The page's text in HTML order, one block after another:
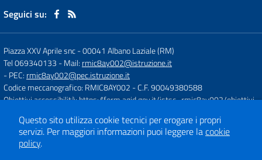
Seguici su:
Piazza XXV Aprile snc-00041 Albano Laziale (RM)
Tel 069340133 - Mail: rmic8ay002@istruzione.it
- PEC: rmic8ay002@pec.istruzione.it
Codice meccanografico: RMIC8AY002 - C.F. 90049380588
Obiettivi accessibilità:https://form.agid.gov.it/istsc_rmic8ay002/obiettivi
Concept & Design by
Designers Italia
Questo sito utilizza cookie tecnici per erogare i propri
servizi. Per maggiori informazioni puoi leggere lacookie
policy.